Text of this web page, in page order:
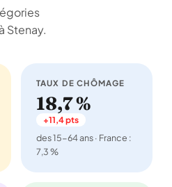
Stenay.
TAUX DE CHÔMAGE
18,7 %
+11,4 pts
des 15-64 ans · France :
7,3 %